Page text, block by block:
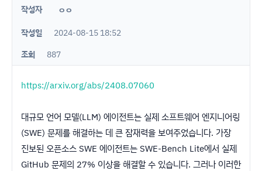
작성자 ㅇㅇ
작성일
2024-08-15 18:52
조회
887
https://arxiv.org/abs/2408.07060
대규모 언어 모델(LLM) 에이전트는 실제 소프트웨어 엔지니어링
(SWE) 문제를 해결하는 데 큰 잠재력을 보여주었습니다. 가장
진보된 오픈소스 SWE 에이전트는 SWE-Bench Lite에서 실제
GitHub 문제의 27% 이상을 해결할 수 있습니다. 그러나 이러한